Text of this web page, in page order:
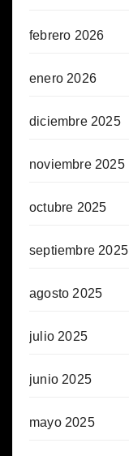
febrero 2026
enero 2026
diciembre 2025
noviembre 2025
octubre 2025
septiembre 2025
agosto 2025
julio 2025
junio 2025
mayo 2025